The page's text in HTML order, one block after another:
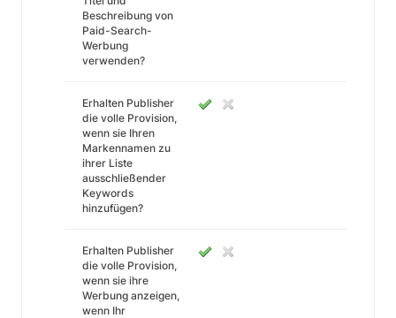
Beschreibung von
Paid-Search-
Werbung
verwenden?
Erhalten Publisher
die volle Provision,
wenn sie Ihren
Markennamen zu
ihrer Liste
ausschließender
Keywords
hinzufügen?
Erhalten Publisher
die volle Provision,
wenn sie ihre
Werbung anzeigen,
wenn Ihr